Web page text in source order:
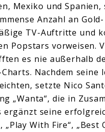
Mexiko und
Anzahl an
TV-Auftritte und
Popstars vorweisen.
es nie außerhalb
Nachdem seine
setzte Nico
„Wanta“, die in
ergänzt seine
With Fire“, „Best